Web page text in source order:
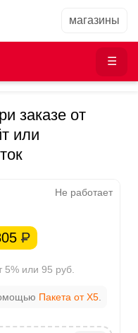
заказе от
или
Не работает
Р
5% или 95 руб.
Пакета от X5